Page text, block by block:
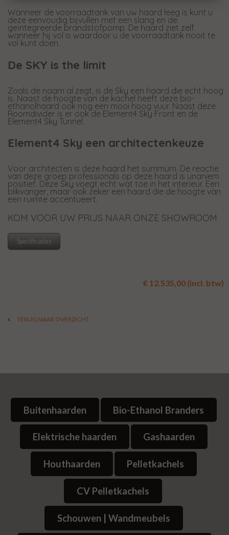
Wanneer de voorraadtank van uw haard leeg is kunt u
deze eenvoudig bijvullen met een slang en de
geïntegreerde brandstofpomp. De haard ziet zelf
wanneer hij vol is waardoor u de voorraadtank nooit te
vol kunt doen.
De SKY is the limit
Zoals de naam al zegt, is de Sky een haard die echt hoog
is. Naast de hoogte van de kachel heeft deze bio-
ethanolhaard ook nog een mooi hoog vuur. Naast deze
Roomdivider is er ook de Element4 Sky Front en de
Element4 Sky Tunnel.
Element4 Sky een architectenkeuze
Voor architecten is deze haard het summum. De reactie
van deze groep professionals op deze haard is unaniem
positief. Deze Sky voegt echt wat toe in het interieur. Een
blikvanger, maar ook zeker een haard die de hoogte van
een ruimte accentueert.
KOM VOOR UW PRIJS NAAR ONZE SHOWROOM
Specificaties
€ 12.535,00 (incl. btw)
TERUG NAAR OVERZICHT
Buitenhaarden Bio-Ethanol Branders
Elektrische haarden Gashaarden
Houthaarden Pelletkachels
CV Pelletkachels
Schouwen | Wandmeubels